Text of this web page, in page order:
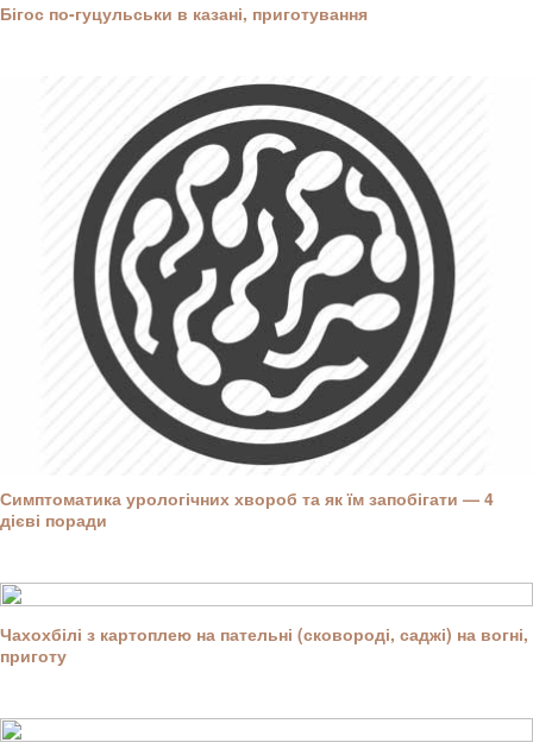
Бігос по-гуцульськи в казані, приготування
Симптоматика урологічних хвороб та як їм запобігати — 4
дієві поради
Чахохбілі з картоплею на пательні (сковороді, саджі) на вогні,
приготу